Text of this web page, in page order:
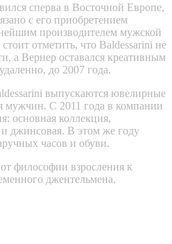
сперва в Восточной Европе,
с его приобретением
производителем мужской
отметить, что Baldessarini не
а Вернер оставался креативным
до 2007 года.
выпускаются ювелирные
мужчин. С 2011 года в компании
основная коллекция,
джинсовая. В этом же году
часов и обуви.
философии взросления к
джентельмена.